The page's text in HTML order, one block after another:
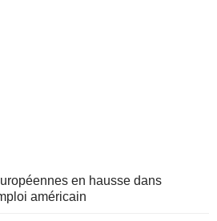
en hausse dans
américain